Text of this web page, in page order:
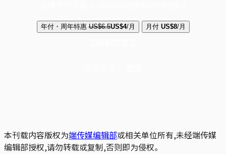
年付・周年特惠 US$6.5US$4/月 月付 US$8/月
本刊载内容版权为端传媒编辑部或相关单位所有,未经端传媒
编辑部授权,请勿转载或复制,否则即为侵权。